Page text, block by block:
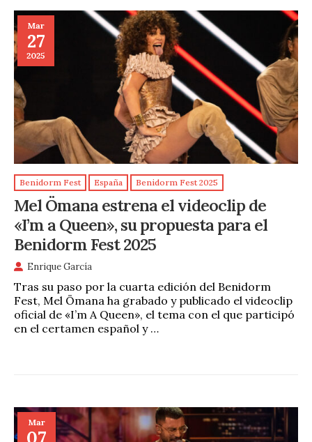
Mar
27
2025
Benidorm Fest España Benidorm Fest 2025
Mel Ömana estrena el videoclip de
«I’m a Queen», su propuesta para el
Benidorm Fest 2025
Enrique García
Tras su paso por la cuarta edición del Benidorm
Fest, Mel Ömana ha grabado y publicado el videoclip
oficial de «I’m A Queen», el tema con el que participó
en el certamen español y …
Mar